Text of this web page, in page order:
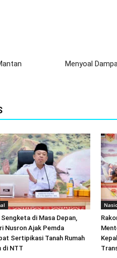
Menyoal
Sengketa di Masa Depan,
Nusron Ajak Pemda
Sertipikasi Tanah Rumah
di NTT